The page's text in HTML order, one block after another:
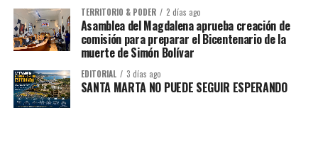
TERRITORIO & PODER 2 días ago
Asamblea del Magdalena aprueba creación de
comisión para preparar el Bicentenario de la
muerte de Simón Bolívar
EDITORIAL 3 días ago
SANTA MARTA NO PUEDE SEGUIR ESPERANDO